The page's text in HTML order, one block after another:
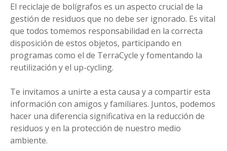
El reciclaje de bolígrafos es un aspecto crucial de la
gestión de residuos que no debe ser ignorado. Es vital
que todos tomemos responsabilidad en la correcta
disposición de estos objetos, participando en
programas como el de TerraCycle y fomentando la
reutilización y el up-cycling.
Te invitamos a unirte a esta causa y a compartir esta
información con amigos y familiares. Juntos, podemos
hacer una diferencia significativa en la reducción de
residuos y en la protección de nuestro medio
ambiente.